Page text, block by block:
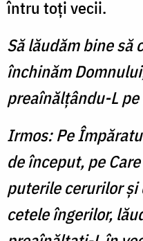
întru toţi vecii.
Să lăudăm bine să
închinăm
preaînălţându-L
Irmos: Pe
de început, pe
puterile cerurilor şi
cetele îngerilor,